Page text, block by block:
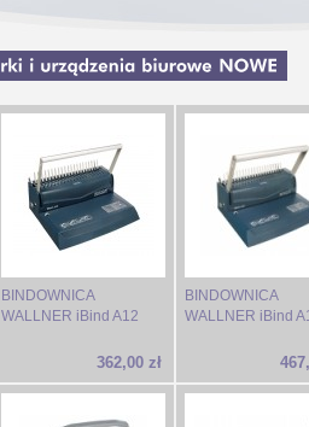
BINDOWNICA
WALLNER iBind A12
362,00 zł
BINDOWNICA
WALLNER iBind